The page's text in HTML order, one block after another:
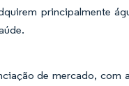
principalmente
de mercado, com